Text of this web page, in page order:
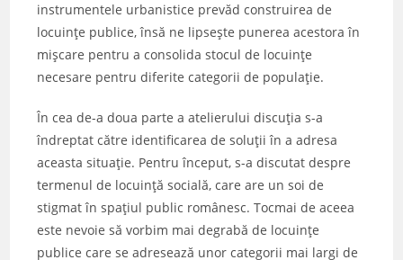
instrumentele urbanistice prevăd construirea de
locuințe publice, însă ne lipsește punerea acestora în
mișcare pentru a consolida stocul de locuințe
necesare pentru diferite categorii de populație.
În cea de-a doua parte a atelierului discuția s-a
îndreptat către identificarea de soluții în a adresa
aceasta situație. Pentru început, s-a discutat despre
termenul de locuință socială, care are un soi de
stigmat în spațiul public românesc. Tocmai de aceea
este nevoie să vorbim mai degrabă de locuințe
publice care se adresează unor categorii mai largi de